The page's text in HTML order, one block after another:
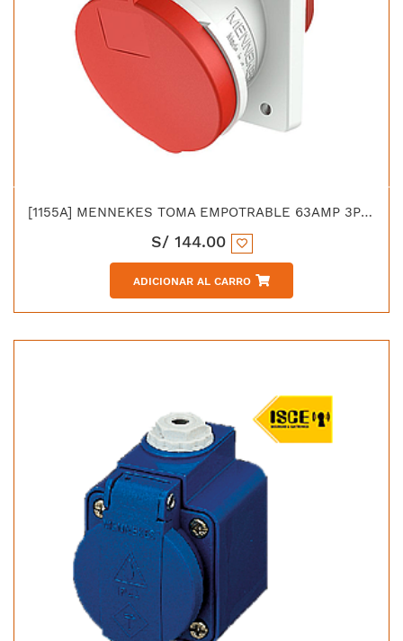
[1155A] MENNEKES TOMA EMPOTRABLE 63AMP 3P+N+T 415V ROJO 6H IP44
S/ 144.00
ADICIONAR AL CARRO